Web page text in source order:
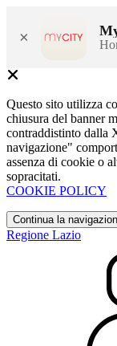
×
Questo sito utilizza
chiusura del banner
contraddistinto dalla
navigazione"
assenza di cookie o
sopracitati.
COOKIE POLICY
Continua la
Regione Lazio